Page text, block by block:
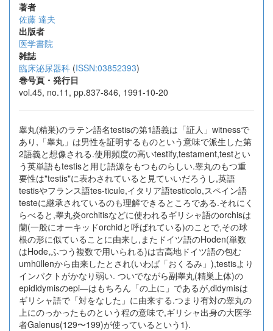
著者
佐藤 達夫
出版者
医学書院
雑誌
臨床泌尿器科 (ISSN:03852393)
巻号頁・発行日
vol.45, no.11, pp.837-846, 1991-10-20
睾丸(精巣)のラテン語名testisの第1語義は「証人」witnessで
あり,「睾丸」は男性を証明するものという意味で派生した第
2語義と想像される.使用頻度の高いtestify,testament,testとい
う英単語もtestisと用じ語源をもつものらしい.睾丸のもつ重
要性は"testis"に表わされていると見ていいだろうし,英語
testisやフランス語tes-ticule,イタリア語testicolo,スペイン語
testeに継承されているのも理解できるところである.それにく
らべると,睾丸炎orchitisなどに使われるギリシャ語のorchisは
蘭(一般にオーキッドorchidと呼ばれている)のことで,その球
根の形に似ていることに由来し,またドイツ語のHoden(単数
はHode,ふつう複数で用いられる)は古高地ドイツ語の包む
umhüllenから由来したとされ(いわば「おくるみ」),testisより
インパクトがかなり弱い. ついでながら副睾丸(精巣上体)の
epididymisのepi—はもちろん「の上に」であるが,didymisは
ギリシャ語で「対をなした」に由来する.つまり有対の睾丸の
上にのっかったものという程の意味で,ギリシャ出身の大医学
者Galenus(129〜199)が使っているという1).